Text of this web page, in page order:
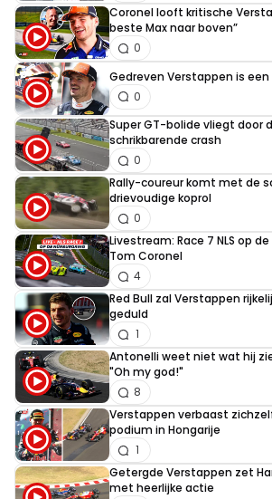
Coronel looft kritische
beste Max naar boven”
0
Gedreven Verstappen is een
0
Super GT-bolide vliegt door
schrikbarende crash
0
Rally-coureur komt met de
drievoudige koprol
0
Livestream: Race 7 NLS op
Tom Coronel
4
Red Bull zal Verstappen
geduld
1
Antonelli weet niet wat hij
"Oh my god!"
8
Verstappen verbaast
podium in Hongarije
1
Getergde Verstappen zet
met heerlijke actie